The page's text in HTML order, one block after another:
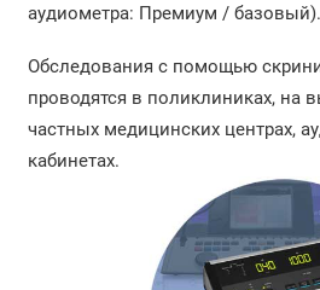
аудиометра: Премиум / базовый).
Обследования с помощью
проводятся в поликлиниках, на
частных медицинских центрах,
кабинетах.